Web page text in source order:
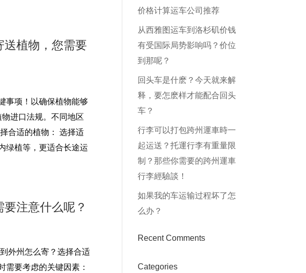
送植物，您需要
事项！以确保植物能够
进口法规。不同地区
合适的植物： 选择适
绿植等，更适合长途运
注意什么呢？
外州怎么寄？选择合适
需要考虑的关键因素：
价格计算运车公司推荐
从西雅图运车到洛杉矶价钱
有受国际局势影响吗？价位
到那呢？
回头车是什麽？今天就来解
释，要怎麽样才能配合回头
车？
行李可以打包跨州運車時一
起运送？托運行李有重量限
制？那些你需要的跨州運車
行李經驗談！
如果我的车运输过程坏了怎
么办？
Recent Comments
Categories